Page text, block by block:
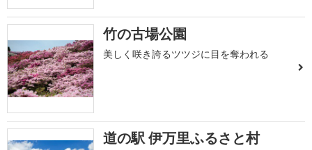
竹の古場公園
美しく咲き誇るツツジに目を奪われる
道の駅 伊万里ふるさと村